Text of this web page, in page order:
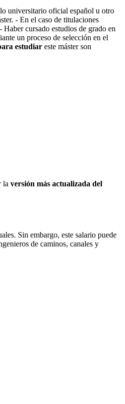
universitario oficial español u otro
- En el caso de titulaciones
cursado estudios de grado en
un proceso de selección en el
estudiar este máster son
la versión más actualizada del
Sin embargo, este salario puede
de caminos, canales y